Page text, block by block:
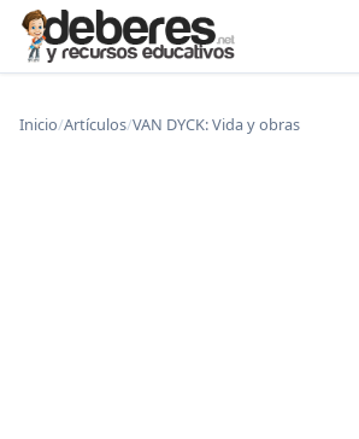
Inicio/Artículos/VAN DYCK: Vida y obras